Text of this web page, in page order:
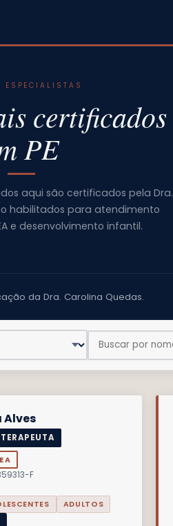
ESPECIALISTAS
certificados
PE
aqui são certificados pela Dra.
habilitados para atendimento
e desenvolvimento infantil.
da Dra. Carolina Quedas.
Alves
F
ADULTOS